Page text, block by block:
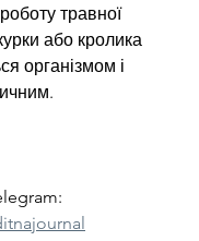
травної
або кролика
організмом і